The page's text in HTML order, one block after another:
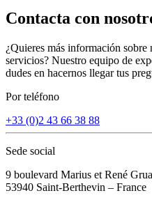
Contacta con
¿Quieres más información sobre
servicios? Nuestro equipo de
dudes en hacernos llegar tus
Por teléfono
+33 (0)2 43 66 38 88
Sede social
9 boulevard Marius et René
53940 Saint-Berthevin – France